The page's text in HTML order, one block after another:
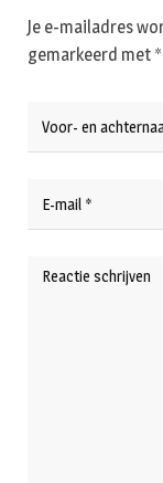
Je e-mailadres
gemarkeerd met *